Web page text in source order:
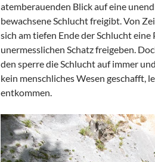
atemberauenden Blick auf eine
bewachsene Schlucht freigibt. Von
sich am tiefen Ende der Schlucht
unermesslichen Schatz freigeben.
den sperre die Schlucht auf immer
kein menschliches Wesen geschafft,
entkommen.